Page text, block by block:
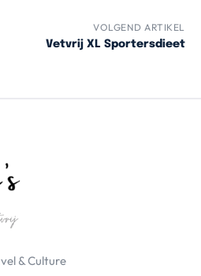
VOLGEND ARTIKEL
Vetvrij XL Sportersdieet
& Culture